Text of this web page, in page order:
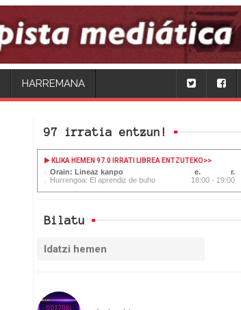
HARREMANA
97 irratia entzun!
KLIKA HEMEN 97.0 IRRATI LIBREA ENTZUTEKO>>
Orain: Lineaz kanpo
Hurrengoa: El aprendiz de buho
18:00 - 19:00
Bilatu